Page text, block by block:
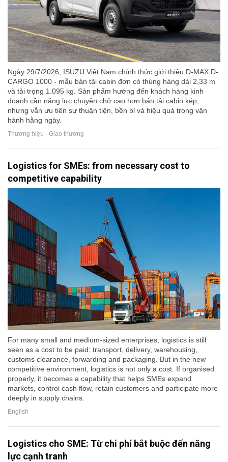
Ngày 29/7/2026, ISUZU Việt Nam chính thức giới thiệu D-MAX D-
CARGO 1000 - mẫu bán tải cabin đơn có thùng hàng dài 2,33 m
và tải trọng 1.095 kg. Sản phẩm hướng đến khách hàng kinh
doanh cần năng lực chuyên chở cao hơn bán tải cabin kép,
nhưng vẫn ưu tiên sự thuận tiện, bền bỉ và hiệu quả trong vận
hành hằng ngày.
Thương hiệu - Giao thương
Logistics for SMEs: from necessary cost to
competitive capability
For many small and medium-sized enterprises, logistics is still
seen as a cost to be paid: transport, delivery, warehousing,
customs clearance, forwarding and packaging. But in the new
competitive environment, logistics is not only a cost. If organised
properly, it becomes a capability that helps SMEs expand
markets, control cash flow, retain customers and participate more
deeply in supply chains.
English
Logistics cho SME: Từ chi phí bắt buộc đến năng
lực cạnh tranh